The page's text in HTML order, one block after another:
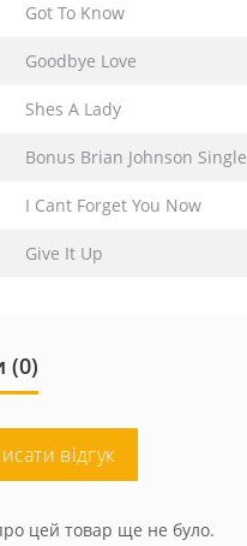
Got To Know
Goodbye Love
Shes A Lady
Bonus Brian Johnson Single
I Cant Forget You Now
Give It Up
(0)
відгук
про цей товар ще не було.